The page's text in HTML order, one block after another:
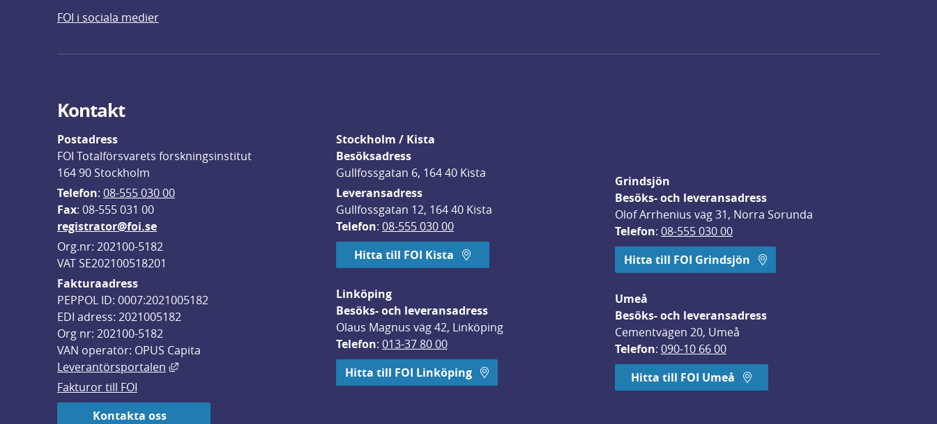
FOI i sociala medier
Kontakt
Postadress
FOI Totalförsvarets forskningsinstitut
164 90 Stockholm
Telefon: 08-555 030 00
Fax: 08-555 031 00
registrator@foi.se
Org.nr: 202100-5182
VAT SE202100518201
Fakturaadress
PEPPOL ID: 0007:2021005182
EDI adress: 2021005182
Org nr: 202100-5182
VAN operatör: OPUS Capita
Leverantörsportalen
Länk till annan webbplats, öppnas i nytt fönster.
Fakturor till FOI
Kontakta oss
Stockholm / Kista
Besöksadress
Gullfossgatan 6, 164 40 Kista
Leveransadress
Gullfossgatan 12, 164 40 Kista
Telefon: 08-555 030 00
Hitta till FOI Kista
Linköping
Besöks- och leveransadress
Olaus Magnus väg 42, Linköping
Telefon: 013-37 80 00
Hitta till FOI Linköping
Grindsjön
Besöks- och leveransadress
Olof Arrhenius väg 31, Norra Sorunda
Telefon: 08-555 030 00
Hitta till FOI Grindsjön
Umeå
Besöks- och leveransadress
Cementvägen 20, Umeå
Telefon: 090-10 66 00
Hitta till FOI Umeå